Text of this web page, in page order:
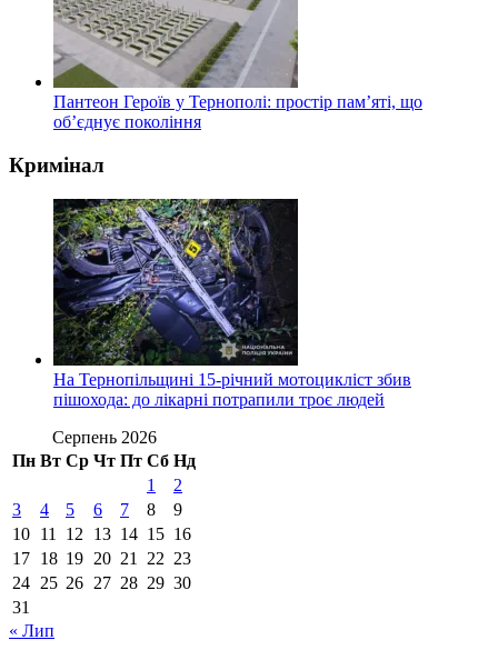
Пантеон Героїв у Тернополі: простір пам’яті, що
об’єднує покоління
Кримінал
На Тернопільщині 15-річний мотоцикліст збив
пішохода: до лікарні потрапили троє людей
Серпень 2026
Пн Вт Ср Чт Пт Сб Нд
1
2
3
4 5 6 7 8
9
10 11 12 13 14 15 16
17 18 19 20 21 22 23
24 25 26 27 28 29 30
31
« Лип